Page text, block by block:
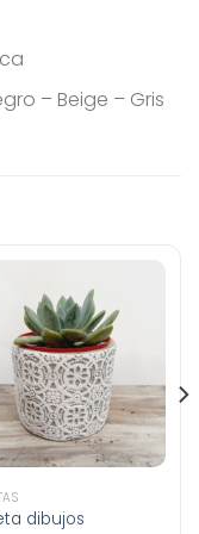
– Beige – Gris
dibujos